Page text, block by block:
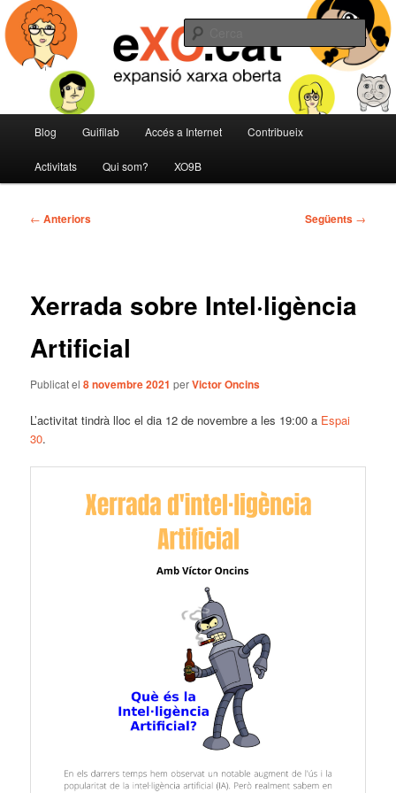
Aneu
al
contingut
principaleXO
expansió de la Xarxa Oberta
Cerca
principal
Blog Guifilab Accés a Internet Contribueix
Activitats Qui som? XO9B
Navegació
← Anteriors Següents →
Xerrada sobre Intel·ligència
Artificial
Publicat el8 novembre 2021 perVictor Oncins
L’activitat tindrà lloc el dia 12 de novembre a les 19:00 a Espai
30.